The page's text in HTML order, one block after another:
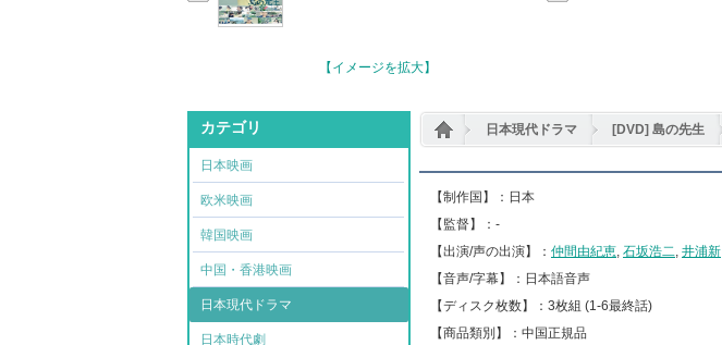
【イメージを拡大】
カテゴリ
日本映画
欧米映画
韓国映画
中国・香港映画
日本現代ドラマ
日本時代劇
日本現代ドラマ [DVD] 島の先生
【制作国】：日本
【監督】：-
【出演/声の出演】： 仲間由紀恵 石坂浩二 井浦新
【音声/字幕】：日本語音声
【ディスク枚数】：3枚組 (1-6最終話)
【商品類別】：中国正規品